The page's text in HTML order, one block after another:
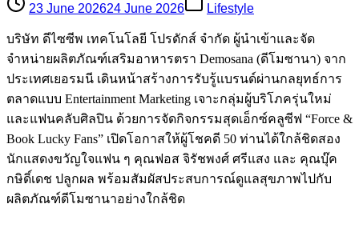
23 June 202624 June 2026 Lifestyle
บริษัท ดีไซซีพ เทคโนโลยี โปรดักส์ จำกัด ผู้นำเข้าและจัด
จำหน่ายผลิตภัณฑ์เสริมอาหารตรา Demosana (ดีโมซานา) จาก
ประเทศเยอรมนี เดินหน้าสร้างการรับรู้แบรนด์ผ่านกลยุทธ์การ
ตลาดแบบ Entertainment Marketing เจาะกลุ่มผู้บริโภครุ่นใหม่
และแฟนคลับศิลปิน ด้วยการจัดกิจกรรมสุดเอ็กซ์คลูซีฟ “Force &
Book Lucky Fans” เปิดโอกาสให้ผู้โชคดี 50 ท่านได้ใกล้ชิดสอง
นักแสดงขวัญใจแฟน ๆ คุณฟอส จิรัชพงศ์ ศรีแสง และ คุณบุ๊ค
กษิดิ์เดช ปลูกผล พร้อมสัมผัสประสบการณ์ดูแลสุขภาพไปกับ
ผลิตภัณฑ์ดีโมซานาอย่างใกล้ชิด